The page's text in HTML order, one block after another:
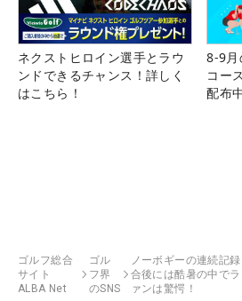
ネクストヒロイン選手とラウ
ンドできるチャンス！詳しく
はこちら！
8-9月
コー
配布
ゴルフ総合
サイト
ALBA Net
ゴル
フ界
のSNS
ノーボギーの連続記
合後には酷暑の中で
ァンは驚愕！